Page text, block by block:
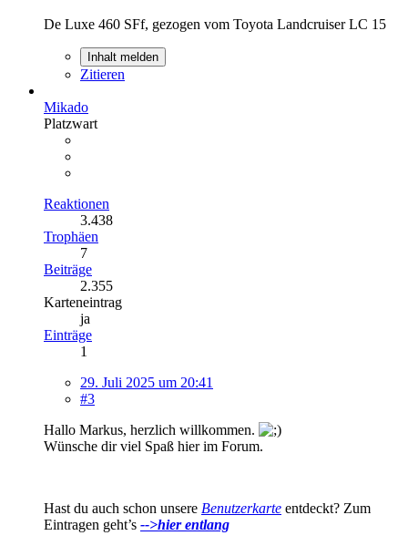
De Luxe 460 SFf, gezogen vom Toyota Landcruiser LC 15
Inhalt melden
Zitieren
Mikado
Platzwart
Reaktionen
3.438
Trophäen
7
Beiträge
2.355
Karteneintrag
ja
Einträge
1
29. Juli 2025 um 20:41
#3
Hallo Markus, herzlich willkommen.
Wünsche dir viel Spaß hier im Forum.
Hast du auch schon unsere Benutzerkarte entdeckt? Zum
Eintragen geht’s -->hier entlang